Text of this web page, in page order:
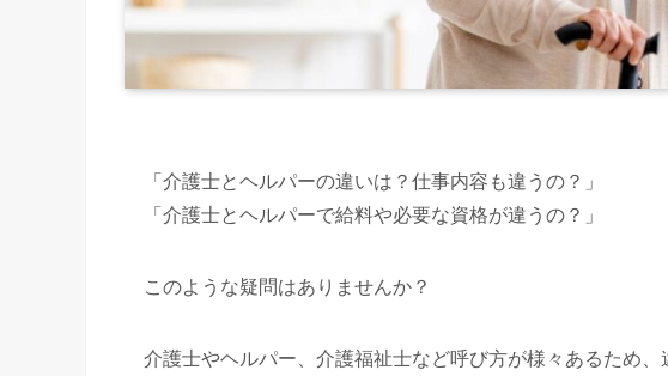
「介護士とヘルパーの違いは？仕事内容も違うの？」
「介護士とヘルパーで給料や必要な資格が違うの？」
このような疑問はありませんか？
介護士やヘルパー、介護福祉士など呼び方が様々あるため